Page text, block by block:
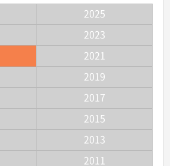
2025
2023
2021
2019
2017
2015
2013
2011